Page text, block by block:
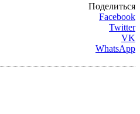
Поделиться
Facebook
Twitter
VK
WhatsApp